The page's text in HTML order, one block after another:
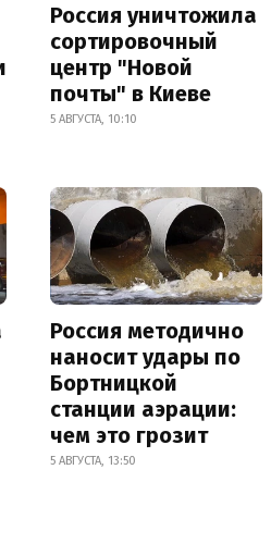
Россия уничтожила
сортировочный
центр "Новой
почты" в Киеве
5 АВГУСТА, 10:10
Россия методично
наносит удары по
Бортницкой
станции аэрации:
чем это грозит
5 АВГУСТА, 13:50